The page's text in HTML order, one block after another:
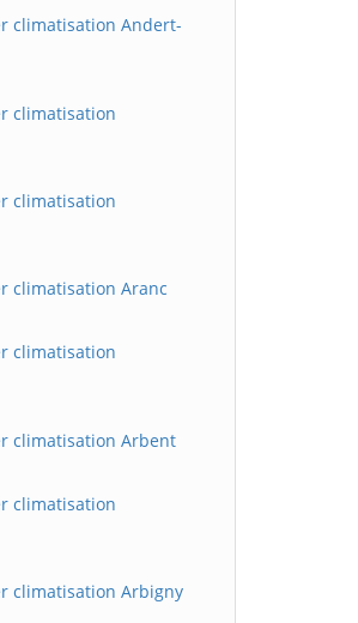
climatisation Andert-
climatisation
climatisation
climatisation Aranc
climatisation
climatisation Arbent
climatisation
climatisation Arbigny